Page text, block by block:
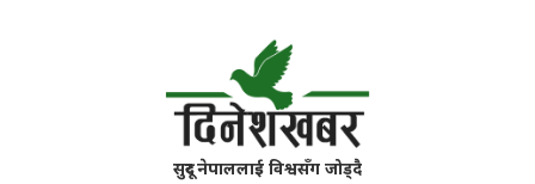
सुदूर नेपाललाई विश्वसँग जोड्दै